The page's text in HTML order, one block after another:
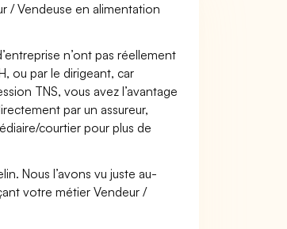
/ Vendeuse en alimentation
n’ont pas réellement
ou par le dirigeant, car
TNS, vous avez l’avantage
par un assureur,
courtier pour plus de
Nous l’avons vu juste au-
votre métier Vendeur /